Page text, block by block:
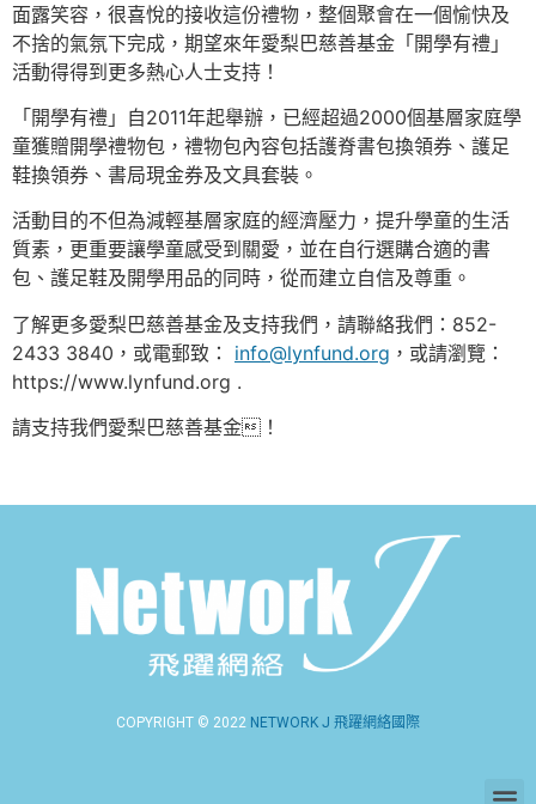
面露笑容，很喜悅的接收這份禮物，整個聚會在一個愉快及
不捨的氣氛下完成，期望來年愛梨巴慈善基金「開學有禮」
活動得得到更多熱心人士支持！
「開學有禮」自2011年起舉辦，已經超過2000個基層家庭學
童獲贈開學禮物包，禮物包內容包括護脊書包換領券、護足
鞋換領券、書局現金券及文具套裝。
活動目的不但為減輕基層家庭的經濟壓力，提升學童的生活
質素，更重要讓學童感受到關愛，並在自行選購合適的書
包、護足鞋及開學用品的同時，從而建立自信及尊重。
了解更多愛梨巴慈善基金及支持我們，請聯絡我們：852-
2433 3840，或電郵致： info@lynfund.org ，或請瀏覽：
https://www.lynfund.org .
請支持我們愛梨巴慈善基金！
COPYRIGHT © 2022 NETWORK J 飛躍網絡國際